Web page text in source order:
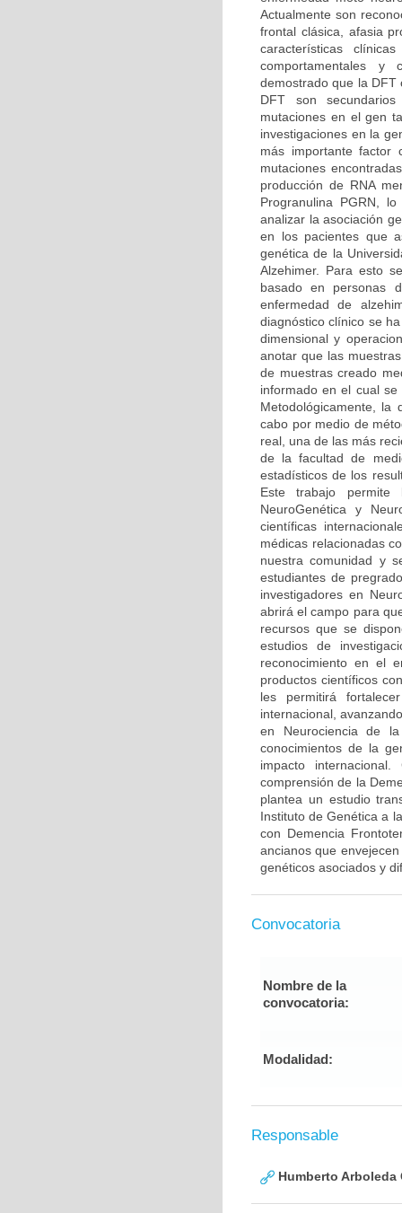
Actualmente son
frontal clásica, afasia
características
comportamentales y
demostrado que la DFT
DFT son
mutaciones en el gen
investigaciones en la
más importante factor
mutaciones
producción de RNA
Progranulina PGRN,
analizar la asociación
en los pacientes que
genética de la
Alzehimer. Para esto
basado en personas
enfermedad de
diagnóstico clínico se
dimensional y
anotar que las
de muestras creado
informado en el cual
Metodológicamente, la
cabo por medio de
real, una de las más
de la facultad de
estadísticos de los
Este trabajo permite
NeuroGenética y
científicas
médicas relacionadas
nuestra comunidad y
estudiantes de
investigadores en
abrirá el campo para
recursos que se
estudios de
reconocimiento en el
productos científicos
les permitirá
internacional,
en Neurociencia de
conocimientos de la
impacto
comprensión de la
plantea un estudio
Instituto de Genética a
con Demencia
ancianos que
genéticos asociados y
Convocatoria
Nombre de la
convocatoria:
Modalidad:
Responsable
Humberto Arboleda